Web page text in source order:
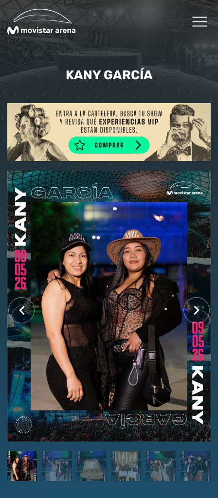
Click acá para ir directamente al contenido
Cartelera
Planifica tu visita
Arena Fans
Arena News
Experiencias Premium
Reservas
Nosotros
Contacto
Club Movistar
Suscríbete
modo claro
KANY GARCÍA